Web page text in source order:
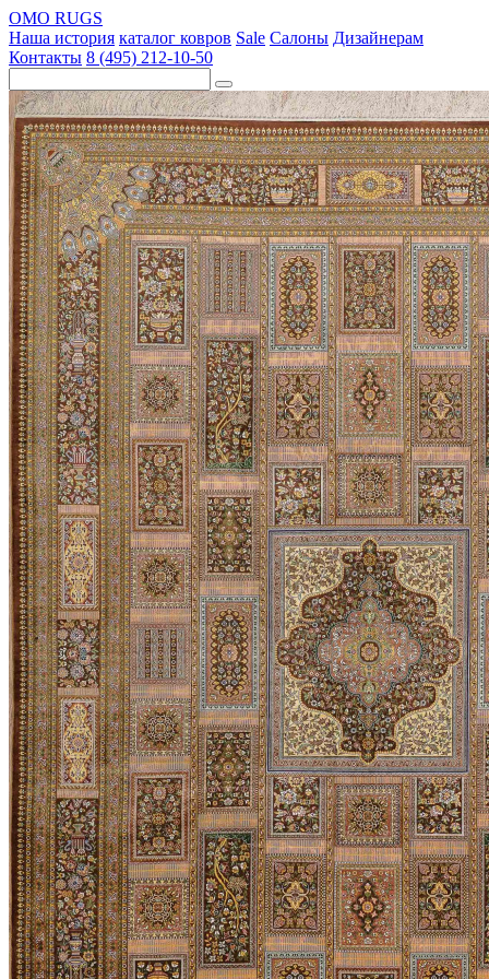
OMO RUGS
Наша история каталог ковров Sale Салоны Дизайнерам
Контакты 8 (495) 212-10-50